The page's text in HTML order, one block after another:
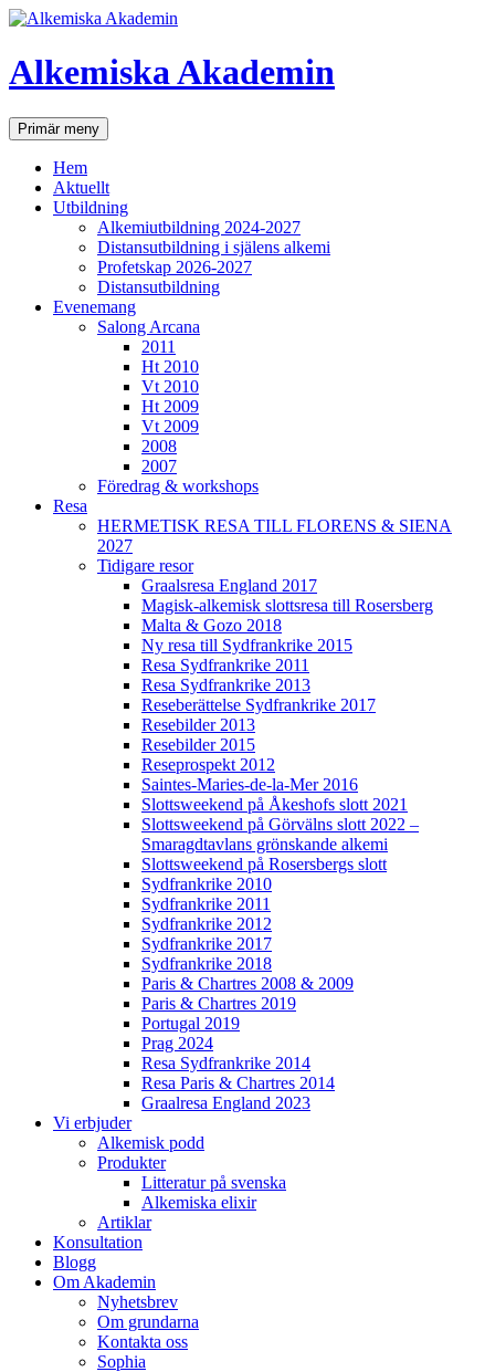
Hoppa
innehåll
Alkemiska Akademin
SökPrimär meny
Hem
Aktuellt
Utbildning
Alkemiutbildning 2024-2027
Distansutbildning i själens alkemi
Profetskap 2026-2027
Distansutbildning
Evenemang
Salong Arcana
2011
Ht 2010
Vt 2010
Ht 2009
Vt 2009
2008
2007
Föredrag & workshops
Resa
HERMETISK RESA TILL FLORENS & SIENA
2027
Tidigare resor
Graalsresa England 2017
Magisk-alkemisk slottsresa till Rosersberg
Malta & Gozo 2018
Ny resa till Sydfrankrike 2015
Resa Sydfrankrike 2011
Resa Sydfrankrike 2013
Reseberättelse Sydfrankrike 2017
Resebilder 2013
Resebilder 2015
Reseprospekt 2012
Saintes-Maries-de-la-Mer 2016
Slottsweekend på Åkeshofs slott 2021
Slottsweekend på Görvälns slott 2022 –
Smaragdtavlans grönskande alkemi
Slottsweekend på Rosersbergs slott
Sydfrankrike 2010
Sydfrankrike 2011
Sydfrankrike 2012
Sydfrankrike 2017
Sydfrankrike 2018
Paris & Chartres 2008 & 2009
Paris & Chartres 2019
Portugal 2019
Prag 2024
Resa Sydfrankrike 2014
Resa Paris & Chartres 2014
Graalresa England 2023
Vi erbjuder
Alkemisk podd
Produkter
Litteratur på svenska
Alkemiska elixir
Artiklar
Konsultation
Blogg
Om Akademin
Nyhetsbrev
Om grundarna
Kontakta oss
Sophia